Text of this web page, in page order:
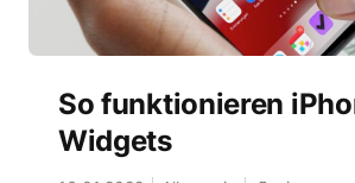
So funktionieren
Widgets